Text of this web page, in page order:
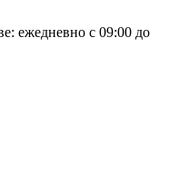
ежедневно с 09:00 до